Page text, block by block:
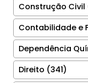
Construção Civil
Contabilidade e
Dependência
Direito (341)